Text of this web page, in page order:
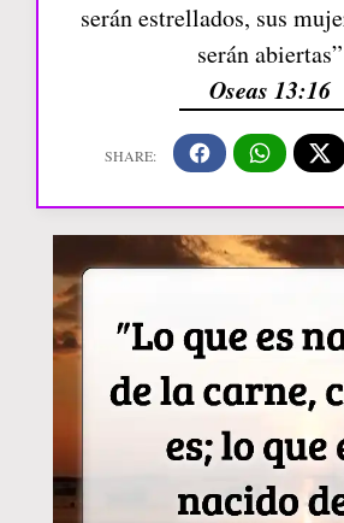
serán estrellados, sus
serán abiertas”
Oseas 13:16